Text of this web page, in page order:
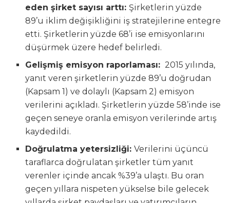
eden şirket sayısı arttı: Şirketlerin yüzde
89’u iklim değişikliğini iş stratejilerine entegre
etti. Şirketlerin yüzde 68’i ise emisyonlarını
düşürmek üzere hedef belirledi.
Gelişmiş emisyon raporlaması: 2015 yılında,
yanıt veren şirketlerin yüzde 89’u doğrudan
(Kapsam 1) ve dolaylı (Kapsam 2) emisyon
verilerini açıkladı. Şirketlerin yüzde 58’inde ise
geçen seneye oranla emisyon verilerinde artış
kaydedildi.
Doğrulatma yetersizliği:Verilerini üçüncü
taraflarca doğrulatan şirketler tüm yanıt
verenler içinde ancak %39’a ulaştı. Bu oran
geçen yıllara nispeten yükselse bile gelecek